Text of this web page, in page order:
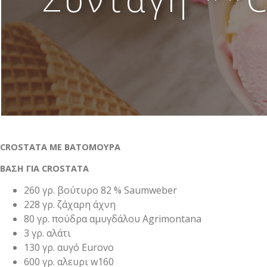
Απομιμήσεις σοκολάτας
Α Ύλες Παγωτού
Προϊόντα κάστανου
Φρούτα σε σιρόπι-confit φρούτων
Μηχανήματα-εξοπλισμός
Έτοιμο χειροποίητο gelato
Macaron
CROSTATA ΜΕ ΒΑΤΟΜΟΥΡΑ
ΒΑΣΗ ΓΙΑ CROSTATA
260 γρ. βούτυρο 82 % Saumweber
228 γρ. ζάχαρη άχνη
80 γρ. πούδρα αμυγδάλου Agrimontana
3 γρ. αλάτι
130 γρ. αυγό Eurovo
600 γρ. αλευρι w160